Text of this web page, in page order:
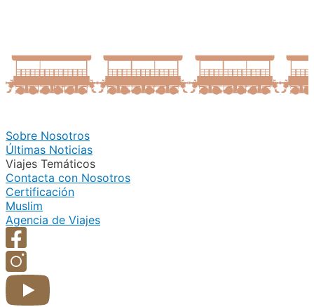
Sobre Nosotros
Últimas Noticias
Viajes Temáticos
Contacta con Nosotros
Certificación
Muslim
Agencia de Viajes